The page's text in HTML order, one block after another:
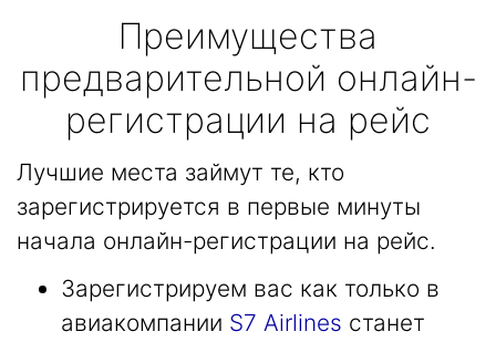
Преимущества
предварительной онлайн-
регистрации на рейс
Лучшие места займут те, кто
зарегистрируется в первые минуты
начала онлайн-регистрации на рейс.
Зарегистрируем вас как только в
авиакомпании S7 Airlines станет